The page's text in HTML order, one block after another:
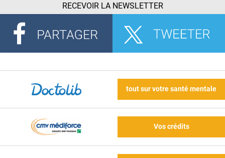
RECEVOIR LA NEWSLETTER
tout sur votre santé mentale
Vos crédits